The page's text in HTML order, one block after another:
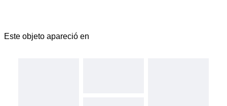
Este objeto apareció en